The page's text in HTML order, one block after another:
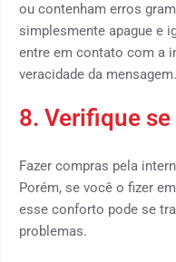
ou contenham erros
simplesmente apague e
entre em contato com a
veracidade da mensagem.
8. Verifique
Fazer compras pela
Porém, se você o fizer
esse conforto pode se
problemas.